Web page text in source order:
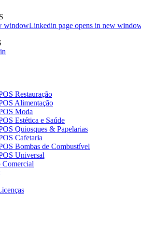
windowLinkedin page opens in new
Restauração
Alimentação
Moda
Estética e Saúde
Quiosques & Papelarias
Cafetaria
Bombas de Combustível
Universal
Comercial